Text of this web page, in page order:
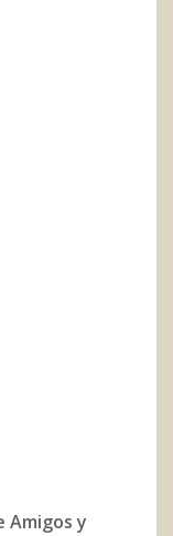
Amigos y